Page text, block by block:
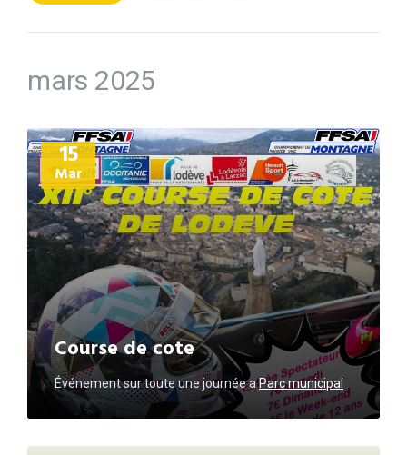
mars 2025
15
Mar
Course de cote
Événement sur toute une journéeaParc municipal
Plus
d'informations